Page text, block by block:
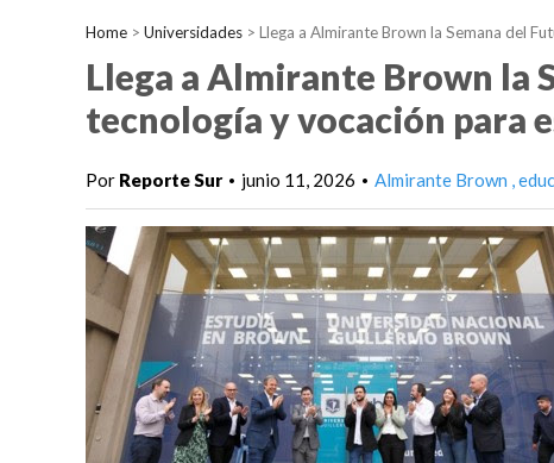
Home > Universidades > Llega a Almirante Brown la Semana del
Llega a Almirante Brown la
tecnología y vocación para
Por Reporte Sur • junio 11, 2026 • Almirante Brown